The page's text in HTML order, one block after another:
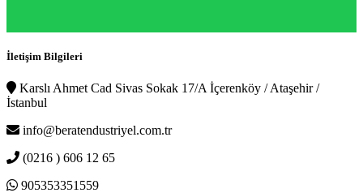
İletişim Bilgileri
Karslı Ahmet Cad Sivas Sokak 17/A İçerenköy / Ataşehir /
İstanbul
info@beratendustriyel.com.tr
(0216 ) 606 12 65
905353351559